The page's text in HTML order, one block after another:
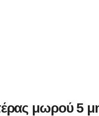
μωρού 5